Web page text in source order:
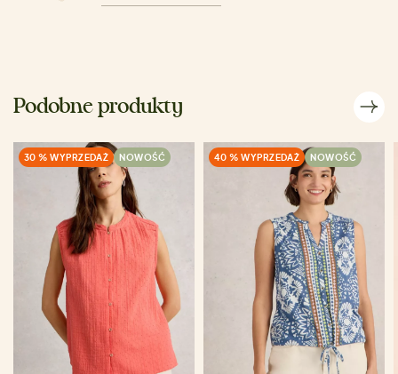
Podobne produkty
30 % WYPRZEDAŻ NOWOŚĆ 40 % WYPRZEDAŻ NOWOŚĆ